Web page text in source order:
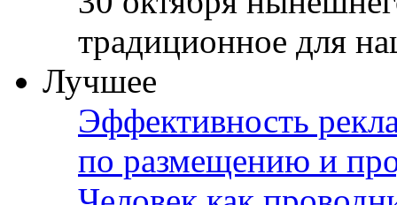
традиционное для
Лучшее
Эффективность
по размещению и